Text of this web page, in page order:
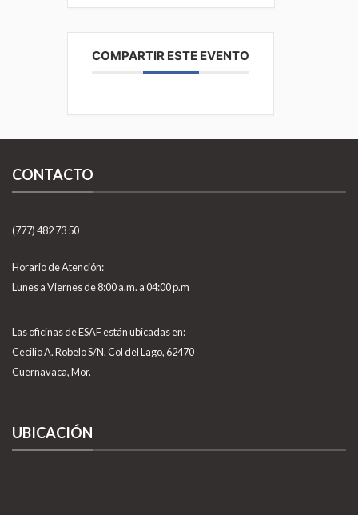
COMPARTIR ESTE EVENTO
CONTACTO
(777) 482 73 50
Horario de Atención:
Lunes a Viernes de 8:00 a.m. a 04:00 p.m
Las oficinas de ESAF están ubicadas en:
Cecilio A. Robelo S/N. Col del Lago, 62470
Cuernavaca, Mor.
UBICACIÓN